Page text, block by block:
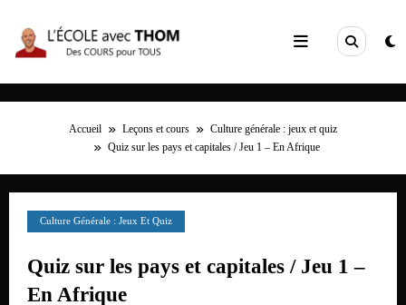
contenu
Accueil Leçons et cours
Culture générale : jeux et quiz
Quiz sur les pays et capitales / Jeu 1 – En Afrique
Culture Générale : Jeux Et Quiz
Quiz sur les pays et capitales / Jeu 1 –
En Afrique